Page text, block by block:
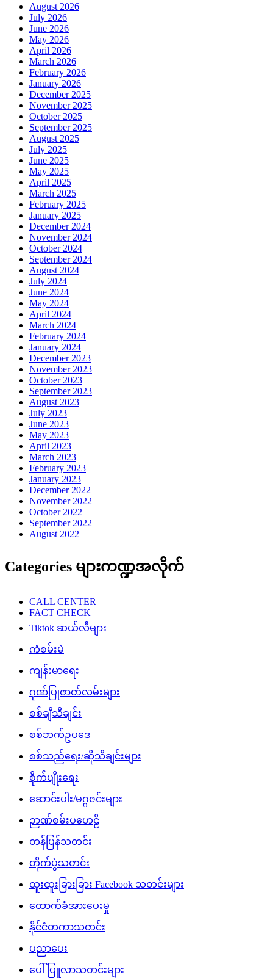
August 2026
July 2026
June 2026
May 2026
April 2026
March 2026
February 2026
January 2026
December 2025
November 2025
October 2025
September 2025
August 2025
July 2025
June 2025
May 2025
April 2025
March 2025
February 2025
January 2025
December 2024
November 2024
October 2024
September 2024
August 2024
July 2024
June 2024
May 2024
April 2024
March 2024
February 2024
January 2024
December 2023
November 2023
October 2023
September 2023
August 2023
July 2023
June 2023
May 2023
April 2023
March 2023
February 2023
January 2023
December 2022
November 2022
October 2022
September 2022
August 2022
Categories များကဏ္ဍအလိုက်
CALL CENTER
FACT CHECK
Tiktok ဆယ်လီများ
ကံစမ်းမဲ
ကျန်းမာရေး
ဂုဏ်ပြုဇာတ်လမ်းများ
စစ်ချီသီချင်း
စစ်ဘက်ဥပဒေ
စစ်သည်ရေး/ဆိုသီချင်းများ
စိုက်ပျိုးရေး
ဆောင်းပါး/မဂ္ဂဇင်းများ
ဉာဏ်စမ်းပဟေဠိ
တန်ပြန်သတင်း
တိုက်ပွဲသတင်း
ထူးထူးခြားခြား Facebook သတင်းများ
ထောက်ခံအားပေးမှု
နိုင်ငံတကာသတင်း
ပညာပေး
ပေါ်ပြူလာသတင်းများ